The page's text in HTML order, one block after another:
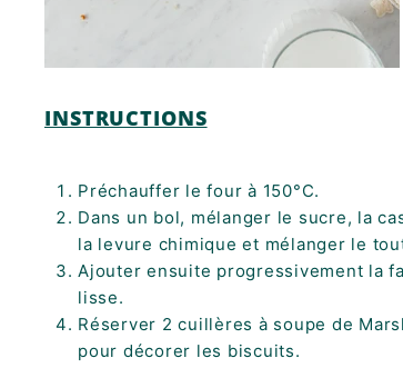
INSTRUCTIONS
Préchauffer le four à 150°C.
Dans un bol, mélanger le sucre, la
la levure chimique et mélanger le
Ajouter ensuite progressivement la
lisse.
Réserver 2 cuillères à soupe de
pour décorer les biscuits.